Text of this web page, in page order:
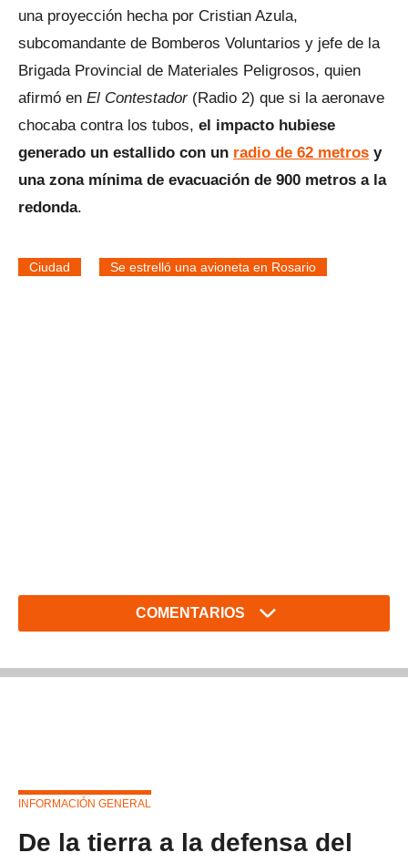
una proyección hecha por Cristian Azula,
subcomandante de Bomberos Voluntarios y jefe de la
Brigada Provincial de Materiales Peligrosos, quien
afirmó en El Contestador(Radio 2) que si la aeronave
chocaba contra los tubos, el impacto hubiese
generado un estallido con un radio de 62 metros y
una zona mínima de evacuación de 900 metros a la
redonda.
Ciudad Se estrelló una avioneta en Rosario
COMENTARIOS